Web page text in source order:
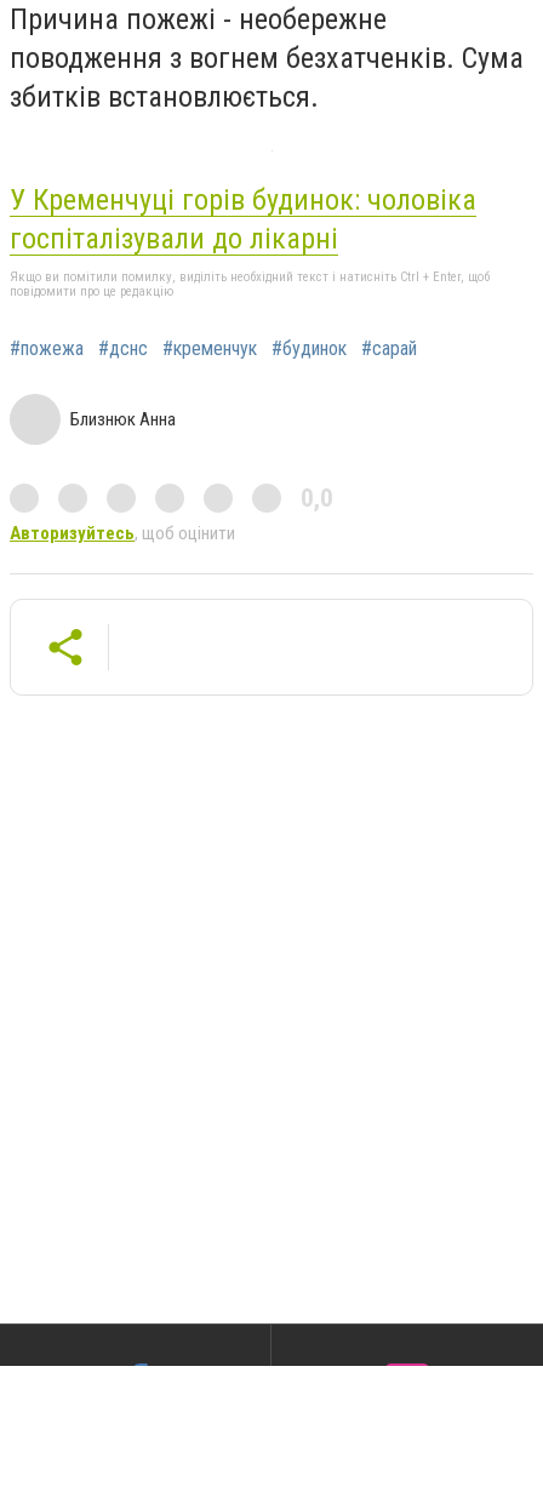
Причина пожежі - необережне
поводження з вогнем безхатченків. Сума
збитків встановлюється.
У Кременчуці горів будинок: чоловіка
госпіталізували до лікарні
Якщо ви помітили помилку, виділіть необхідний текст і натисніть Ctrl + Enter, щоб
повідомити про це редакцію
#пожежа #дснс #кременчук #будинок #сарай
Близнюк Анна
0,0
Авторизуйтесь, щоб оцінити